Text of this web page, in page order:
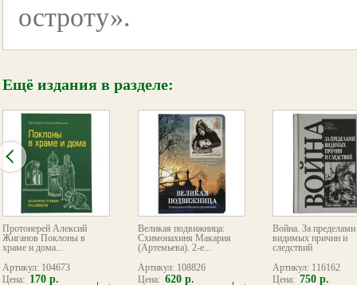
остроту».
Ещё издания в разделе:
Протоиерей Алексий
Жиганов Поклоны в
храме и дома...
Артикул: 104673
Цена: 170 р.
Великая подвижница:
Схимонахиня Макария
(Артемьева). 2-е...
Артикул: 108826
Цена: 620 р.
Война. За пределами
видимых причин и
следствий
Артикул: 116162
Цена: 750 р.